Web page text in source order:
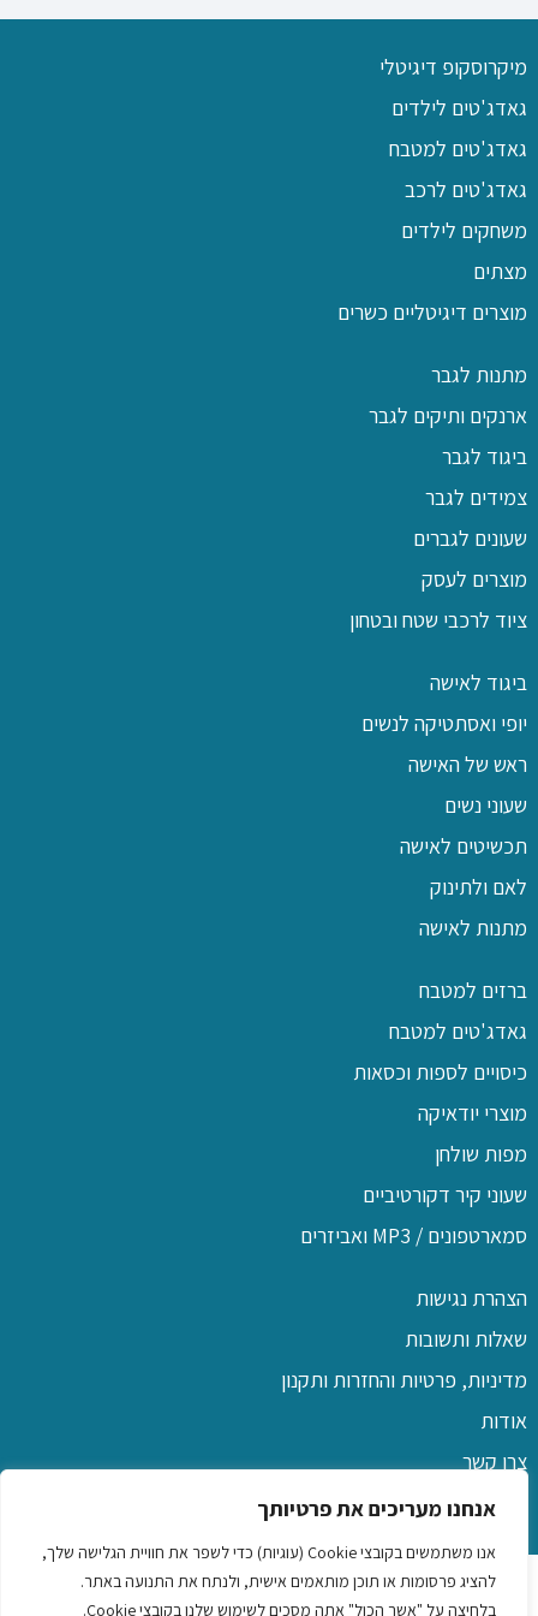
אנחנו מעריכים את פרטיותך
אנו משתמשים בקובצי Cookie (עוגיות) כדי לשפר את חוויית הגלישה שלך,
להציג פרסומות או תוכן מותאמים אישית, ולנתח את התנועה באתר.
בלחיצה על "אשר הכול" אתה מסכים לשימוש שלנו בקובצי Cookie.
מיקרוסקופ דיגיטלי
גאדג'טים לילדים
גאדג'טים למטבח
גאדג'טים לרכב
משחקים לילדים
מצתים
מוצרים דיגיטליים כשרים
מתנות לגבר
ארנקים ותיקים לגבר
ביגוד לגבר
צמידים לגבר
שעונים לגברים
מוצרים לעסק
ציוד לרכבי שטח ובטחון
ביגוד לאישה
יופי ואסתטיקה לנשים
ראש של האישה
שעוני נשים
תכשיטים לאישה
לאם ולתינוק
מתנות לאישה
ברזים למטבח
גאדג'טים למטבח
כיסויים לספות וכסאות
מוצרי יודאיקה
מפות שולחן
שעוני קיר דקורטיביים
סמארטפונים / MP3 ואביזרים
הצהרת נגישות
שאלות ותשובות
מדיניות, פרטיות והחזרות ותקנון
אודות
צרו קשר
כל הזכויות שמורות לפו שם